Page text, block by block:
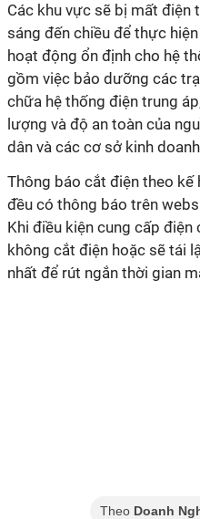
Các khu vực sẽ bị mất
sáng đến chiều để thực
hoạt động ổn định cho hệ
gồm việc bảo dưỡng các
chữa hệ thống điện trung
lượng và độ an toàn của
dân và các cơ sở kinh
Thông báo cắt điện theo kế
đều có thông báo trên
Khi điều kiện cung cấp
không cắt điện hoặc sẽ tái
nhất để rút ngắn thời gian
Theo Doanh